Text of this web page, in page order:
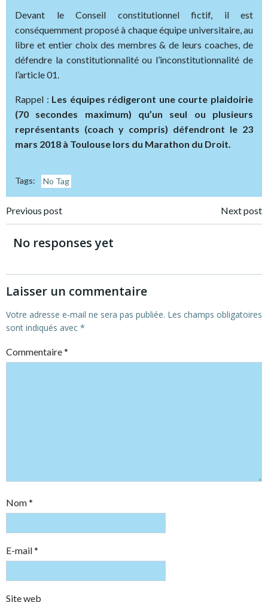
Devant le Conseil constitutionnel fictif, il est
conséquemment proposé à chaque équipe universitaire, au
libre et entier choix des membres & de leurs coaches, de
défendre la constitutionnalité ou l’inconstitutionnalité de
l’article 01.
Rappel : Les équipes rédigeront une courte plaidoirie
(70 secondes maximum) qu’un seul ou plusieurs
représentants (coach y compris) défendront le 23
mars 2018 à Toulouse lors du Marathon du Droit.
Tags: No Tag
Post
navigation
Previous post Next post
No responses yet
Laisser un commentaire
Votre adresse e-mail ne sera pas publiée. Les champs obligatoires
sont indiqués avec *
Commentaire*
Nom*
E-mail*
Site web